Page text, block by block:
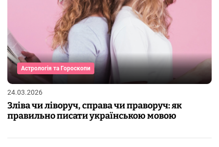
Астрологія та Гороскопи
24.03.2026
Зліва чи ліворуч, справа чи праворуч: як
правильно писати українською мовою